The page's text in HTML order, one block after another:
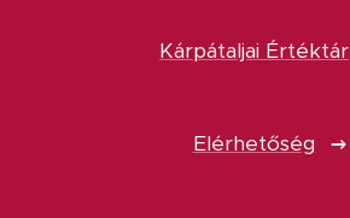
Kárpátaljai Értéktár
Elérhetőség